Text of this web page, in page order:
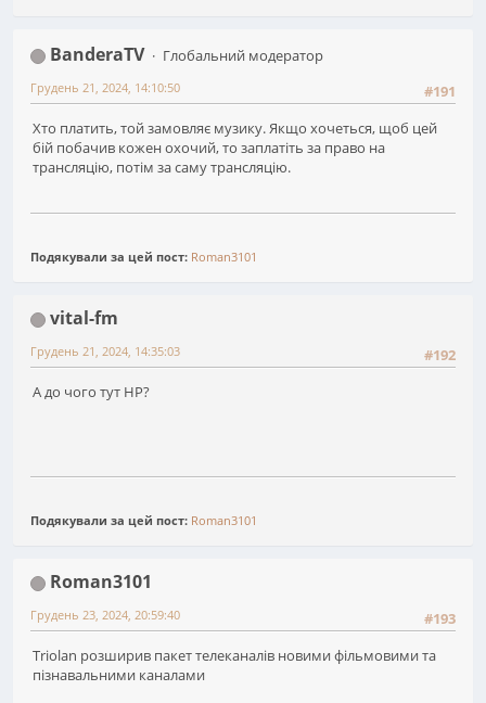
BanderaTV
Глобальний модератор
#191
Грудень 21, 2024, 14:10:50
Хто платить, той замовляє музику. Якщо хочеться, щоб цей
бій побачив кожен охочий, то заплатіть за право на
трансляцію, потім за саму трансляцію.
Подякували за цей пост: Roman3101
vital-fm
#192
Грудень 21, 2024, 14:35:03
А до чого тут НР?
Подякували за цей пост: Roman3101
Roman3101
#193
Грудень 23, 2024, 20:59:40
Triolan розширив пакет телеканалів новими фільмовими та
пізнавальними каналами